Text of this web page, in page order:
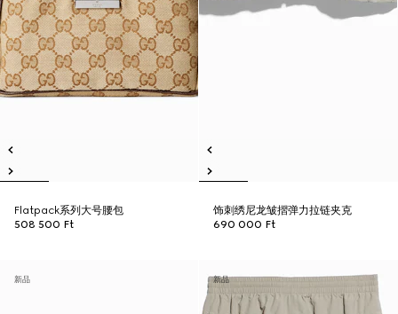
Flatpack系列大号腰包
508 500 Ft
饰刺绣尼龙皱摺弹力拉链夹克
690 000 Ft
新品 新品